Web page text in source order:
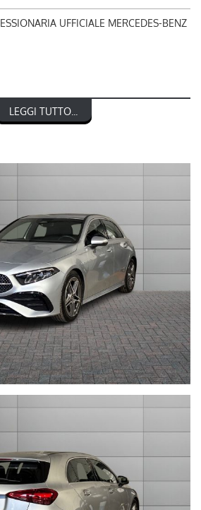
UFFICIALE MERCEDES-BENZ
A 180 Automatic AMG Line Advanced
di proprietà
IN PERMUTA (MODELLO, ANNO DI
responsabilità per eventuali non
LEGGI TUTTO...